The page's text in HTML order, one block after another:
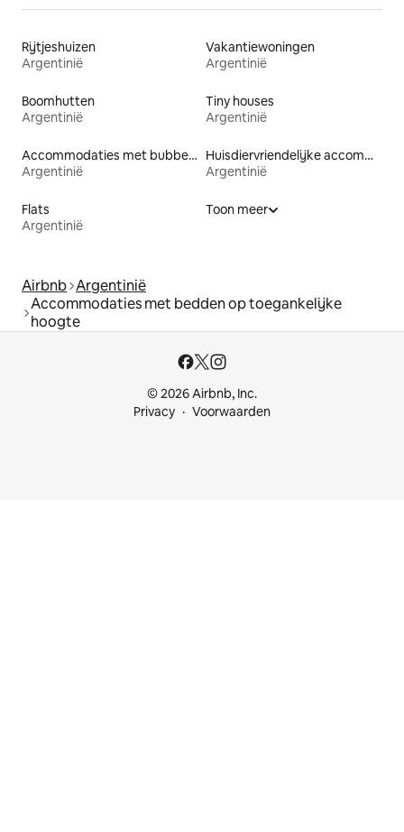
Rijtjeshuizen
Argentinië
Vakantiewoningen
Argentinië
Boomhutten
Argentinië
Tiny houses
Argentinië
Accommodaties met bubbelbad
Argentinië
Huisdiervriendelijke accommodaties
Argentinië
Flats
Argentinië
Toon meer
Airbnb Argentinië
Accommodaties met bedden op toegankelijke
hoogte
© 2026 Airbnb, Inc.
Privacy
Voorwaarden